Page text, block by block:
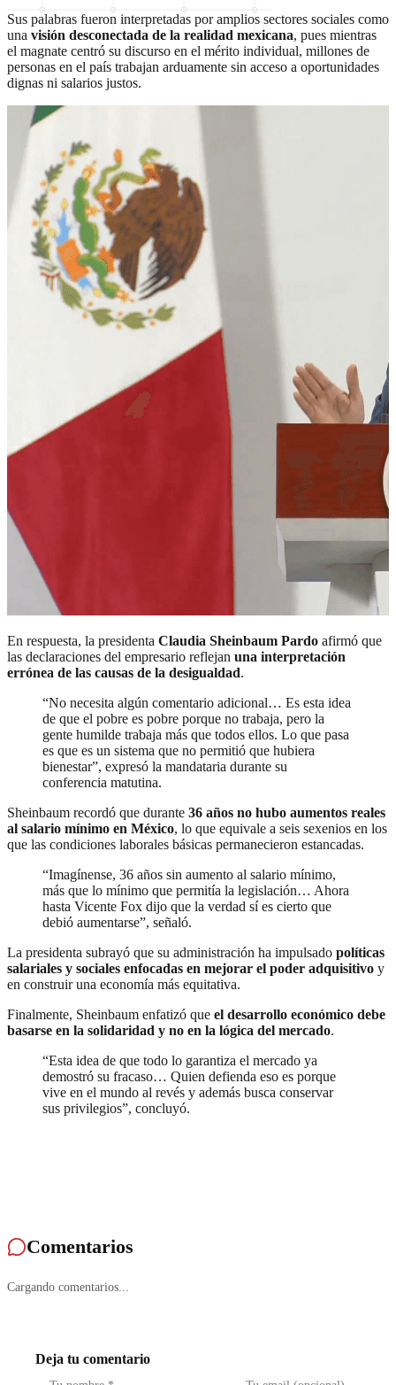
Sus palabras fueron interpretadas por amplios sectores sociales como
una visión desconectada de la realidad mexicana, pues mientras
el magnate centró su discurso en el mérito individual, millones de
personas en el país trabajan arduamente sin acceso a oportunidades
dignas ni salarios justos.
En respuesta, la presidenta Claudia Sheinbaum Pardo afirmó que
las declaraciones del empresario reflejan una interpretación
errónea de las causas de la desigualdad.
“No necesita algún comentario adicional… Es esta idea
de que el pobre es pobre porque no trabaja, pero la
gente humilde trabaja más que todos ellos. Lo que pasa
es que es un sistema que no permitió que hubiera
bienestar”, expresó la mandataria durante su
conferencia matutina.
Sheinbaum recordó que durante 36 años no hubo aumentos reales
al salario mínimo en México, lo que equivale a seis sexenios en los
que las condiciones laborales básicas permanecieron estancadas.
“Imagínense, 36 años sin aumento al salario mínimo,
más que lo mínimo que permitía la legislación… Ahora
hasta Vicente Fox dijo que la verdad sí es cierto que
debió aumentarse”, señaló.
La presidenta subrayó que su administración ha impulsado políticas
salariales y sociales enfocadas en mejorar el poder adquisitivo y
en construir una economía más equitativa.
Finalmente, Sheinbaum enfatizó que el desarrollo económico debe
basarse en la solidaridad y no en la lógica del mercado.
“Esta idea de que todo lo garantiza el mercado ya
demostró su fracaso… Quien defienda eso es porque
vive en el mundo al revés y además busca conservar
sus privilegios”, concluyó.
Comentarios
Cargando comentarios...
Deja tu comentario